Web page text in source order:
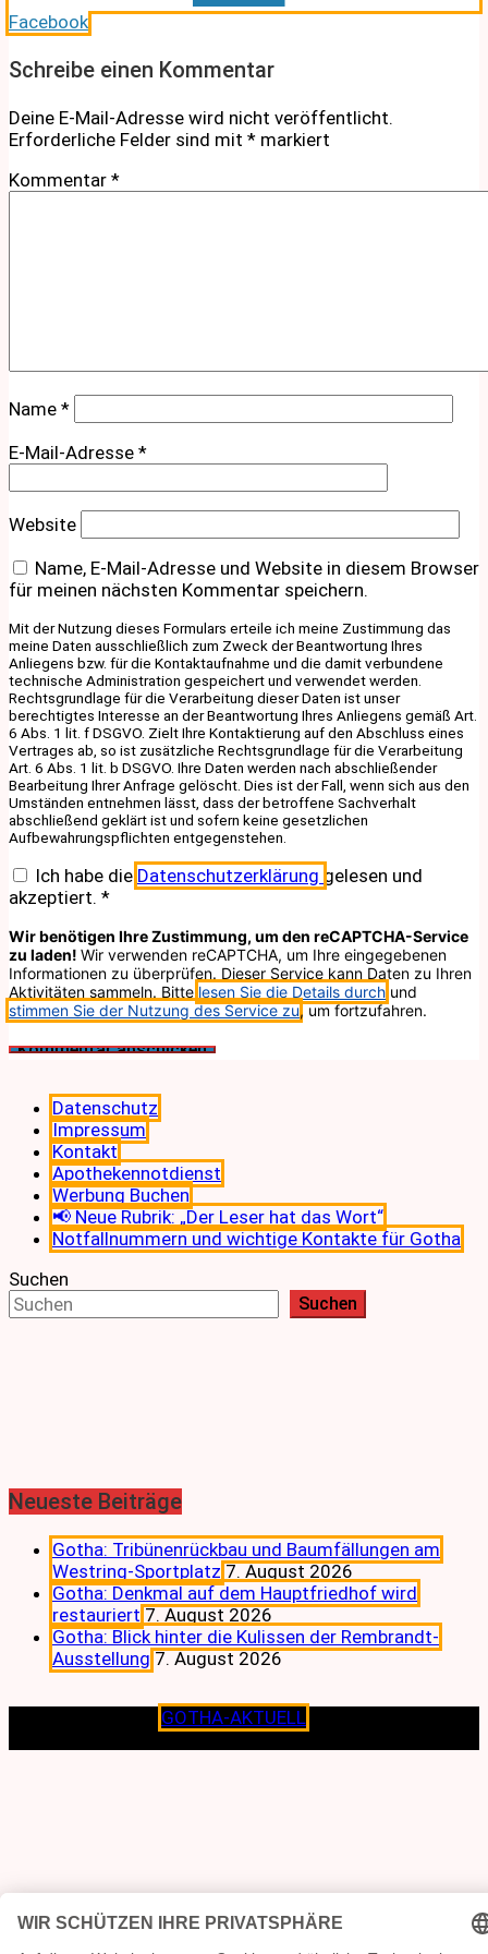
Facebook
Schreibe einen Kommentar
Deine E-Mail-Adresse wird nicht veröffentlicht.
Erforderliche Felder sind mit * markiert
Kommentar *
Name *
E-Mail-Adresse *
Website
Name, E-Mail-Adresse und Website in diesem Browser
für meinen nächsten Kommentar speichern.
Mit der Nutzung dieses Formulars erteile ich meine Zustimmung das
meine Daten ausschließlich zum Zweck der Beantwortung Ihres
Anliegens bzw. für die Kontaktaufnahme und die damit verbundene
technische Administration gespeichert und verwendet werden.
Rechtsgrundlage für die Verarbeitung dieser Daten ist unser
berechtigtes Interesse an der Beantwortung Ihres Anliegens gemäß Art.
6 Abs. 1 lit. f DSGVO. Zielt Ihre Kontaktierung auf den Abschluss eines
Vertrages ab, so ist zusätzliche Rechtsgrundlage für die Verarbeitung
Art. 6 Abs. 1 lit. b DSGVO. Ihre Daten werden nach abschließender
Bearbeitung Ihrer Anfrage gelöscht. Dies ist der Fall, wenn sich aus den
Umständen entnehmen lässt, dass der betroffene Sachverhalt
abschließend geklärt ist und sofern keine gesetzlichen
Aufbewahrungspflichten entgegenstehen.
Ich habe die Datenschutzerklärung gelesen und
akzeptiert. *
Wir benötigen Ihre Zustimmung, um den reCAPTCHA-Service
zu laden! Wir verwenden reCAPTCHA, um Ihre eingegebenen
Informationen zu überprüfen. Dieser Service kann Daten zu Ihren
Aktivitäten sammeln. Bitte lesen Sie die Details durch und
stimmen Sie der Nutzung des Service zu, um fortzufahren.
Datenschutz
Impressum
Kontakt
Apothekennotdienst
Werbung Buchen
📢 Neue Rubrik: „Der Leser hat das Wort“
Notfallnummern und wichtige Kontakte für Gotha
Suchen
Suchen
Neueste Beiträge
Gotha: Tribünenrückbau und Baumfällungen am
Westring-Sportplatz 7. August 2026
Gotha: Denkmal auf dem Hauptfriedhof wird
restauriert 7. August 2026
Gotha: Blick hinter die Kulissen der Rembrandt-
Ausstellung 7. August 2026
GOTHA-AKTUELL
Lokalen verpflichtet.